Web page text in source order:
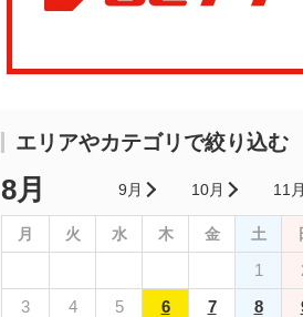
エリアやカテゴリで絞り込む
8月 9月 10月 11
月 火 水 木 金 土
1
3
4 5 6 7 8